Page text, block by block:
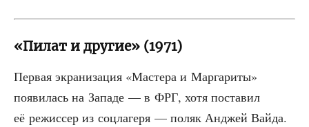
«Пилат и другие» (1971)
Пер­вая экра­ни­за­ция «Масте­ра и Мар­га­ри­ты»
появи­лась на Запа­де — в ФРГ, хотя поста­вил
её режис­сер из соц­ла­ге­ря — поляк Анджей Вай­да.